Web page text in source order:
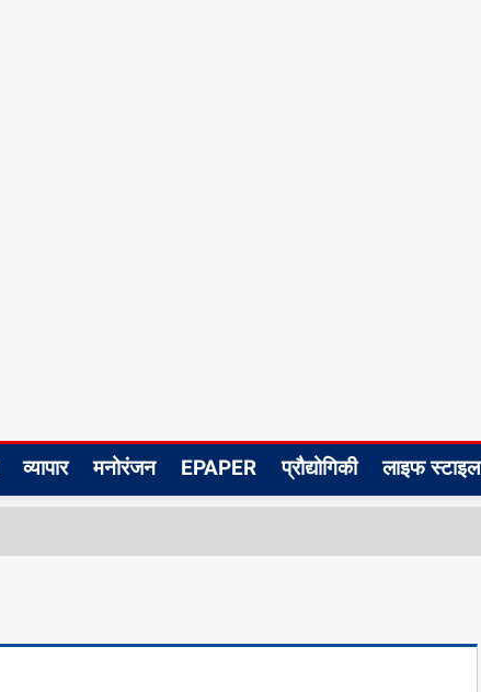
व्यापार मनोरंजन EPAPER प्रौद्योगिकी लाइफ स्टाइल